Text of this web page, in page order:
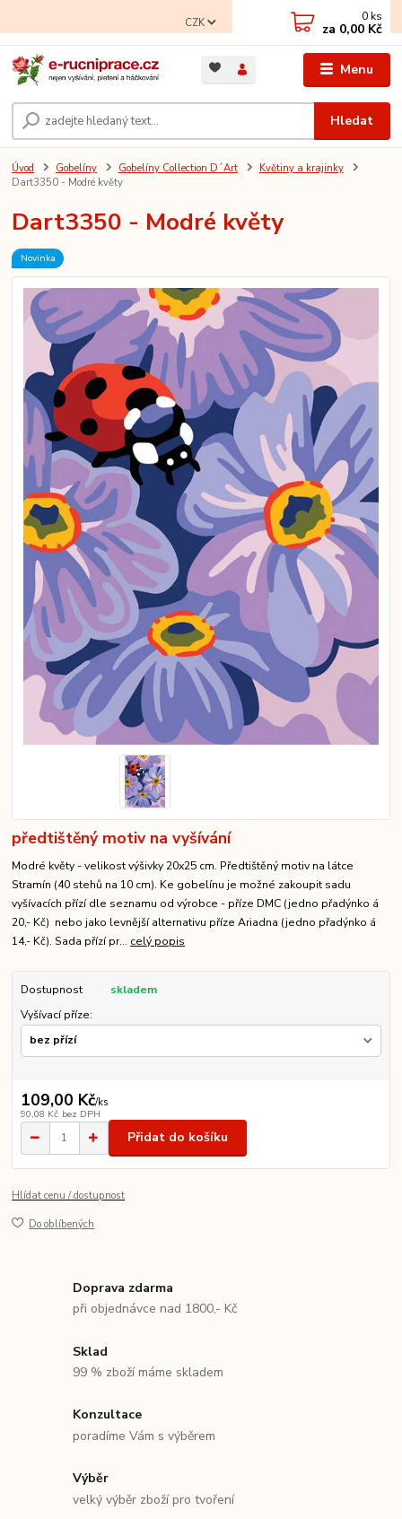
Menu
CZK
Hledat
0 ks
za 0,00 Kč
Úvod Gobelíny Gobelíny Collection D´Art
Květiny a krajinky
Dart3350 - Modré květy
Dart3350 - Modré květy
Novinka
předtištěný motiv na vyšívání
Modré květy - velikost výšivky 20x25 cm. Předtištěný motiv na látce
Stramín (40 stehů na 10 cm). Ke gobelínu je možné zakoupit sadu
vyšívacích přízí dle seznamu od výrobce - příze DMC (jedno přadýnko á
20,- Kč) nebo jako levnější alternativu příze Ariadna (jedno přadýnko á
14,- Kč). Sada přízí pr... celý popis
Dostupnost
skladem
Vyšívací příze:
109,00 Kč/ks
90,08 Kč bez DPH
Přidat do košíku
Hlídat cenu / dostupnost
Do oblíbených
Doprava zdarma
při objednávce nad 1800,- Kč
Sklad
99 % zboží máme skladem
Konzultace
poradíme Vám s výběrem
Výběr
velký výběr zboží pro tvoření